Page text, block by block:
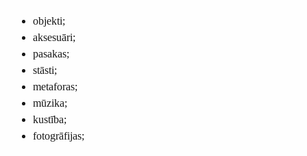
objekti;
aksesuāri;
pasakas;
stāsti;
metaforas;
mūzika;
kustība;
fotogrāfijas;